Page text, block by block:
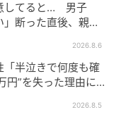
れ
してると… 男子
」断った直後、親が
2026.8.6
半泣きで何度も確
円”を失った理由に
2026.8.5